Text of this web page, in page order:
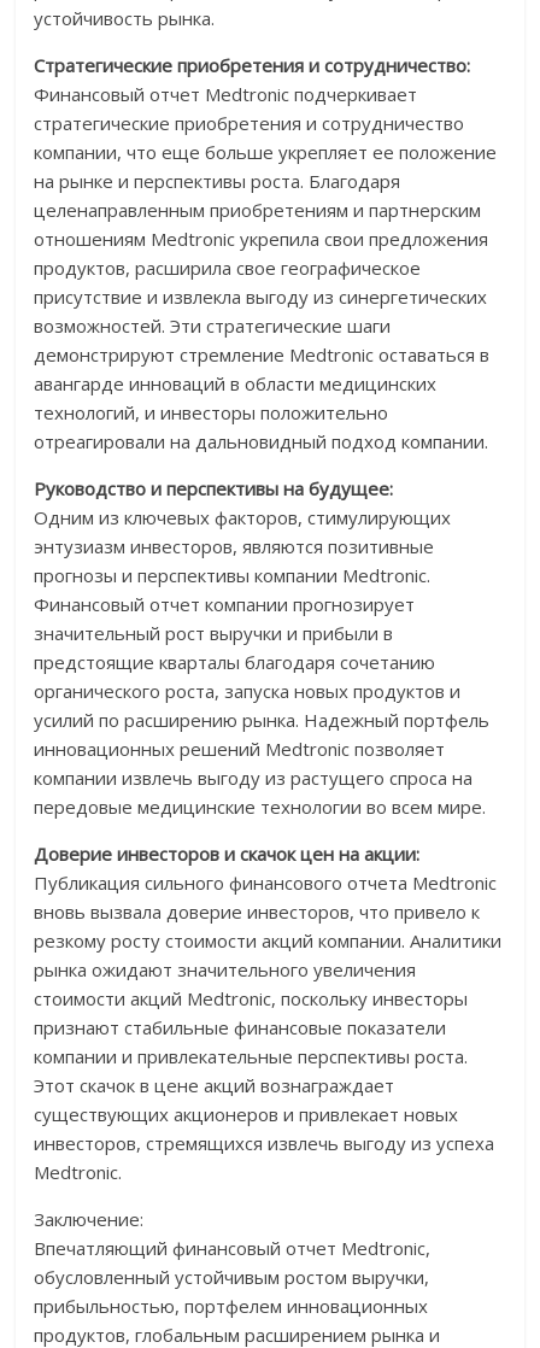
устойчивость рынка.
Стратегические приобретения и сотрудничество:
Финансовый отчет Medtronic подчеркивает
стратегические приобретения и сотрудничество
компании, что еще больше укрепляет ее положение
на рынке и перспективы роста. Благодаря
целенаправленным приобретениям и партнерским
отношениям Medtronic укрепила свои предложения
продуктов, расширила свое географическое
присутствие и извлекла выгоду из синергетических
возможностей. Эти стратегические шаги
демонстрируют стремление Medtronic оставаться в
авангарде инноваций в области медицинских
технологий, и инвесторы положительно
отреагировали на дальновидный подход компании.
Руководство и перспективы на будущее:
Одним из ключевых факторов, стимулирующих
энтузиазм инвесторов, являются позитивные
прогнозы и перспективы компании Medtronic.
Финансовый отчет компании прогнозирует
значительный рост выручки и прибыли в
предстоящие кварталы благодаря сочетанию
органического роста, запуска новых продуктов и
усилий по расширению рынка. Надежный портфель
инновационных решений Medtronic позволяет
компании извлечь выгоду из растущего спроса на
передовые медицинские технологии во всем мире.
Доверие инвесторов и скачок цен на акции:
Публикация сильного финансового отчета Medtronic
вновь вызвала доверие инвесторов, что привело к
резкому росту стоимости акций компании. Аналитики
рынка ожидают значительного увеличения
стоимости акций Medtronic, поскольку инвесторы
признают стабильные финансовые показатели
компании и привлекательные перспективы роста.
Этот скачок в цене акций вознаграждает
существующих акционеров и привлекает новых
инвесторов, стремящихся извлечь выгоду из успеха
Medtronic.
Заключение:
Впечатляющий финансовый отчет Medtronic,
обусловленный устойчивым ростом выручки,
прибыльностью, портфелем инновационных
продуктов, глобальным расширением рынка и